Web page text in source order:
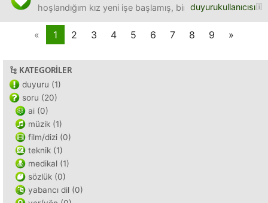
duyurukullanıcısı
hoşlandığım kız yeni işe başlamış, bir çiçek gönderip
« 1 2 3 4 5 6 7 8 9 »
KATEGORILER
duyuru (1)
soru (20)
ai (0)
müzik (1)
film/dizi (0)
teknik (1)
medikal (1)
sözlük (0)
yabancı dil (0)